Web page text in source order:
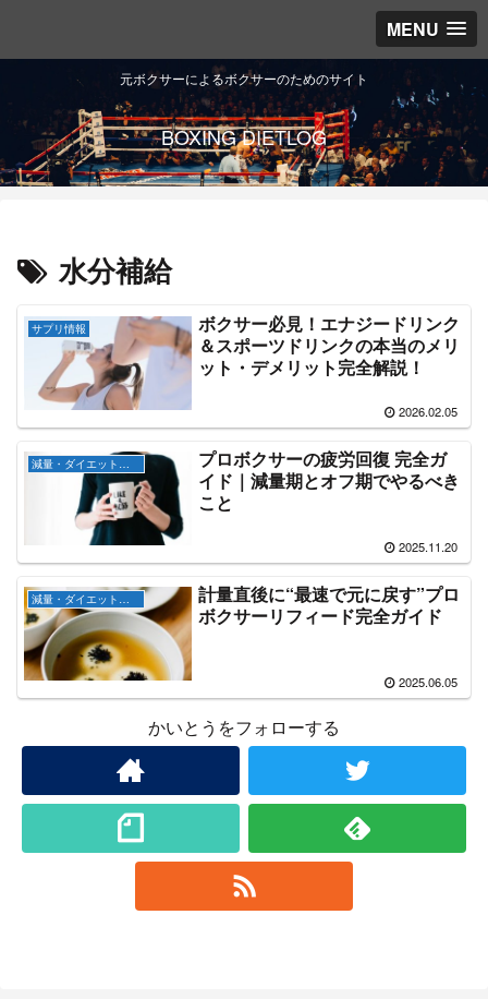
MENU
元ボクサーによるボクサーのためのサイト
BOXING DIETLOG
水分補給
サプリ情報
ボクサー必見！エナジードリンク
＆スポーツドリンクの本当のメリ
ット・デメリット完全解説！
2026.02.05
プロボクサーの疲労回復 完全ガ
イド｜減量期とオフ期でやるべき
こと
2025.11.20
減量・ダイエット知識
計量直後に“最速で元に戻す”プロ
ボクサーリフィード完全ガイド
2025.06.05
かいとうをフォローする